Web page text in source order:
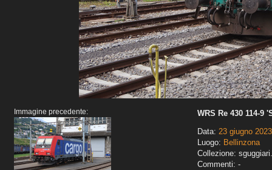
Immagine precedente:
WRS Re 430 114-9
Data: 23 giugno 2023
Luogo: Bellinzona
Collezione:
Commenti: -